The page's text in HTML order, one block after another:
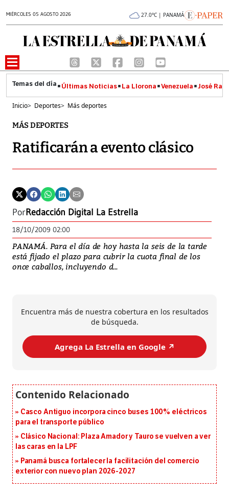
MIÉRCOLES 05 AGOSTO 2026 27.0°C | PANAMÁ
Últimas Noticias La Llorona Venezuela José
Inicio> Deportes> Más deportes
MÁS DEPORTES
Ratificarán a evento clásico
PorRedacción Digital La Estrella
18/10/2009 02:00
PANAMÁ. Para el día de hoy hasta la seis de la tarde
está fijado el plazo para cubrir la cuota final de los
once caballos, incluyendo d...
Encuentra más de nuestra cobertura en los resultados
de búsqueda.
Agrega La Estrella en Google ↗️
Casco Antiguo incorpora cinco buses 100% eléctricos
para el transporte público
Clásico Nacional: Plaza Amador y Tauro se vuelven a ver
las caras en la LPF
Panamá busca fortalecer la facilitación del comercio
exterior con nuevo plan 2026-2027